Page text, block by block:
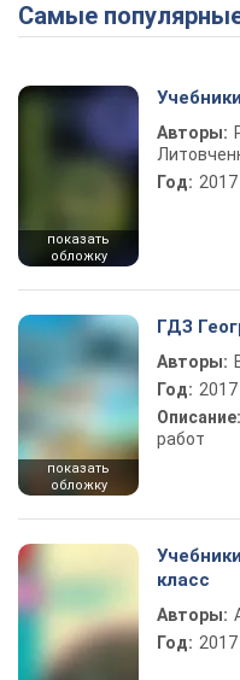
Самые
показать
обложку
Авторы:
Год: 2017
показать
обложку
ГДЗ
Авторы:
Год: 2017
Описание:
работ
класс
Авторы:
Год: 2017